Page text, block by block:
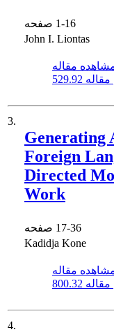
1-16
John I. Liontas
مقاله
3.
Generating
Foreign
Directed
Work
17-36
Kadidja Kone
مقاله
4.